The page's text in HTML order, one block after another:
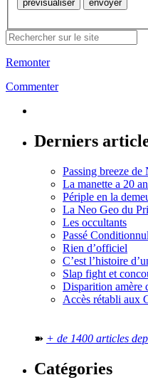
Remonter
Commenter
Derniers
Passing breeze de
La manette a 20
Périple en la
La Neo Geo du
Les occultants
Passé Conditionnul
Rien d’officiel
C’est l’histoire
Slap fight et
Disparition amère
Accès rétabli aux
➽ + de 1400 articles
Catégories